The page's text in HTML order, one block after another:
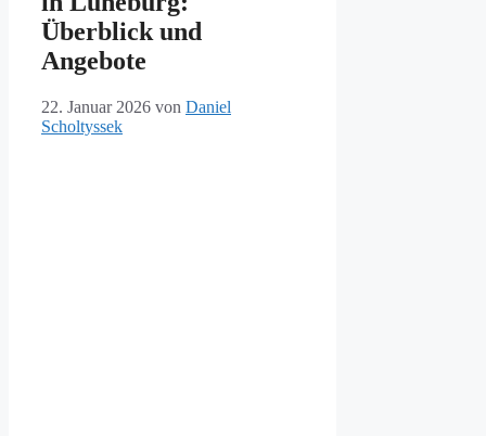
Überblick und
Angebote
22. Januar 2026 von Daniel
Scholtyssek